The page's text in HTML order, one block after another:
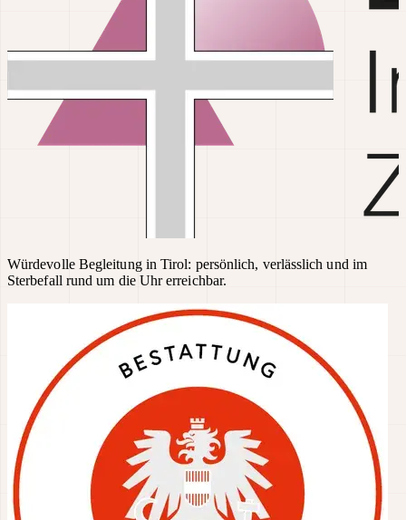
Würdevolle Begleitung in Tirol: persönlich, verlässlich und im
Sterbefall rund um die Uhr erreichbar.